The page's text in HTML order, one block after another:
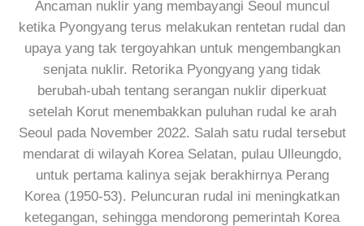
Ancaman nuklir yang membayangi Seoul muncul
ketika Pyongyang terus melakukan rentetan rudal dan
upaya yang tak tergoyahkan untuk mengembangkan
senjata nuklir. Retorika Pyongyang yang tidak
berubah-ubah tentang serangan nuklir diperkuat
setelah Korut menembakkan puluhan rudal ke arah
Seoul pada November 2022. Salah satu rudal tersebut
mendarat di wilayah Korea Selatan, pulau Ulleungdo,
untuk pertama kalinya sejak berakhirnya Perang
Korea (1950-53). Peluncuran rudal ini meningkatkan
ketegangan, sehingga mendorong pemerintah Korea